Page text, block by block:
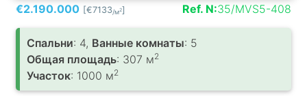
€2.190.000 [€7133/м2] Ref. N:35/MVS5-408
Спальни: 4, Ванные комнаты: 5
Общая площадь: 307 м2
Участок: 1000 м2